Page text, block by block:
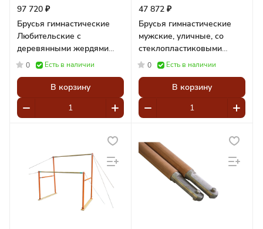
97 720 ₽
Брусья гимнастические
Любительские с
деревянными жердями
Pioner A13047
0 Есть в наличии
В корзину
47 872 ₽
Брусья гимнастические
мужские, уличные, со
стеклопластиковыми
жердями в термоусадке
0 Есть в наличии
В корзину